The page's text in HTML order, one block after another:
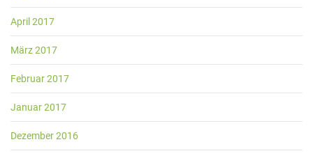
April 2017
März 2017
Februar 2017
Januar 2017
Dezember 2016